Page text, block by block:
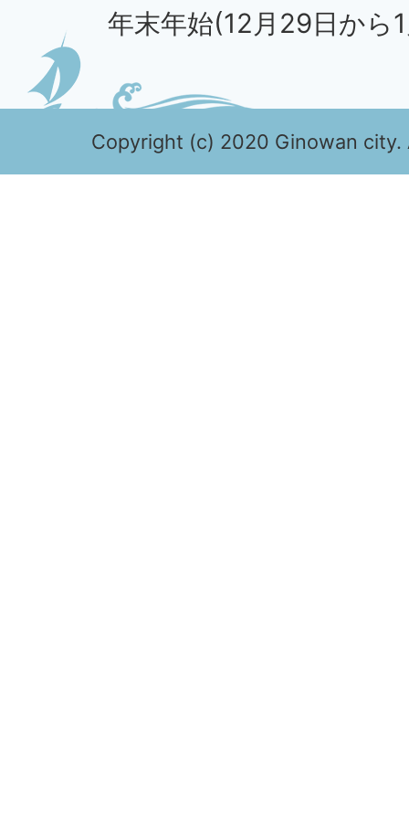
年末年始(12月29日から
Copyright (c) 2020 Ginowan city.